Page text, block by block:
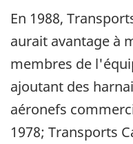
En 1988,
aurait avantage à
membres de
ajoutant des
aéronefs
1978; Transports